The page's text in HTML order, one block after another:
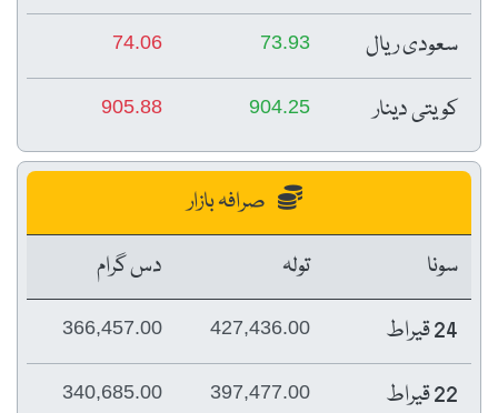
سعودی ریال 73.93
74.06
کویتی دینار 904.25
905.88
صرافہ بازار
سونا
تولہ
دس گرام
24 قیراط
427,436.00
366,457.00
22 قیراط 397,477.00
340,685.00